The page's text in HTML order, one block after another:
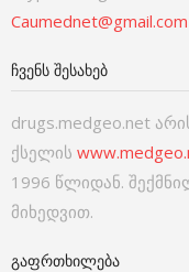
Caumednet@gmail.com
ᲩᲕᲔᲜᲡ ᲨᲔᲡᲐᲮᲔᲑ
drugs.medgeo.net
ქსელის
1996 წლიდან.
მიხედვით.
ᲒᲐᲤᲠᲗᲮᲘᲚᲔᲑᲐ